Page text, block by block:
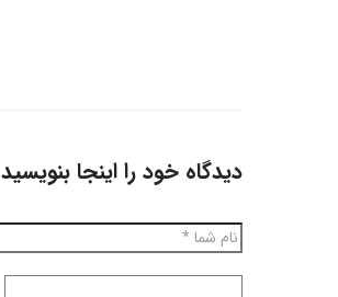
دیدگاه خود را اینجا بنویسید